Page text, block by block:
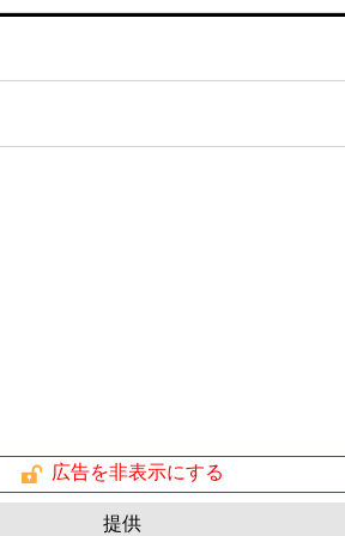
広告を非表示にする
提供